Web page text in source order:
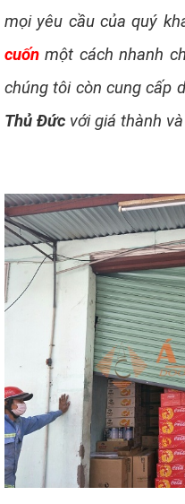
mọi yêu cầu của quý
cuốn một cách nhanh
chúng tôi còn cung cấp
Thủ Đức với giá thành